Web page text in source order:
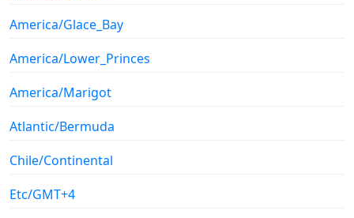
America/Glace_Bay
America/Lower_Princes
America/Marigot
Atlantic/Bermuda
Chile/Continental
Etc/GMT+4